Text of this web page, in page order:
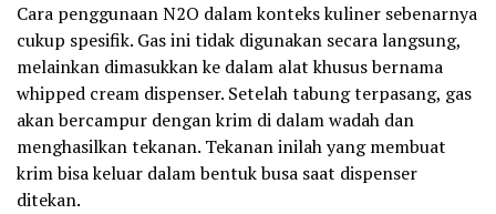
Cara penggunaan N2O dalam konteks kuliner sebenarnya
cukup spesifik. Gas ini tidak digunakan secara langsung,
melainkan dimasukkan ke dalam alat khusus bernama
whipped cream dispenser. Setelah tabung terpasang, gas
akan bercampur dengan krim di dalam wadah dan
menghasilkan tekanan. Tekanan inilah yang membuat
krim bisa keluar dalam bentuk busa saat dispenser
ditekan.